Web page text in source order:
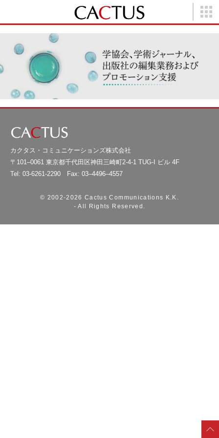
カクタス・コミュニケーションズ株式会社
〒101–0061 東京都千代田区神田三崎町2-4-1 TUG-I ビル 4F
Tel: 03-6261-2290 Fax: 03–4496–4557
© 2002-2026 Cactus Communications K.K.
- All Rights Reserved.